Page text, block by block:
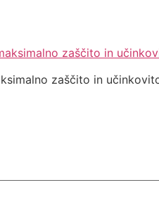
zaščito in